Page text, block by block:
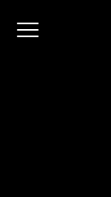
Toggle